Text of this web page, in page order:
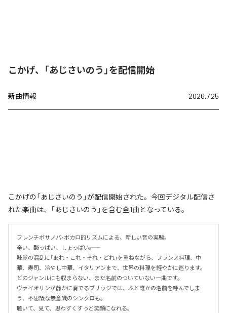
こかげ、「あじさいのう」を配信開始
新曲情報 2026.7.25
こかげの「あじさいのう」が配信開始された。今回デジタル配信さ
れた楽曲は、「あじさいのう」を含む全1曲となっている。
フレンチボサノバ×ボカロ的リズムによる、新しい音の実験。
辛い、酸っぱい、しょっぱい――。
味覚の混乱に「あれ・これ・それ・どれ」を重ねながら、フランス料理、中
華、寿司、冷やし中華、イタリアンまで、世界の料理を軽やかに巡ります。
どのジャンルにも収まらない、まだ名前のついていない一曲です。
ヴァイオリンが静かに奏でるブリッジでは、ふと誰かの名前を呼んでしま
う、不思議な無意識のシンクロも。
聴いて、見て、思わずくすっと笑顔になれる。